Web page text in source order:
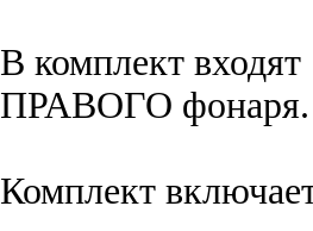
В комплект
ПРАВОГО фонаря.
Комплект